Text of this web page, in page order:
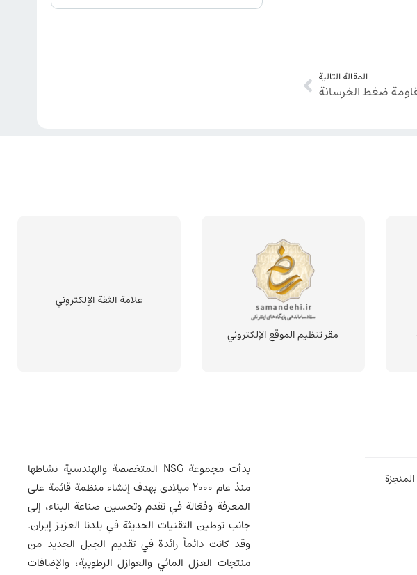
المقالة التالية
ضغط الخرسانة
مقر تنظيم الموقع الإلكتروني
علامة الثقة الإلكتروني
بدأت مجموعة NSG المتخصصة والهندسية نشاطها
منذ عام 2000 میلادی بهدف إنشاء منظمة قائمة على
المعرفة وفعّالة في تقدم وتحسين صناعة البناء، إلى
جانب توطين التقنيات الحديثة في بلدنا العزيز إيران.
وقد كانت دائماً رائدة في تقديم الجيل الجديد من
منتجات العزل المائي والعوازل الرطوبية، والإضافات